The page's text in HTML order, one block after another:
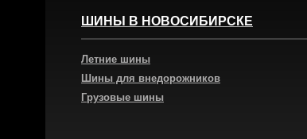
ШИНЫ В НОВОСИБИРСКЕ
Летние шины
Шины для внедорожников
Грузовые шины